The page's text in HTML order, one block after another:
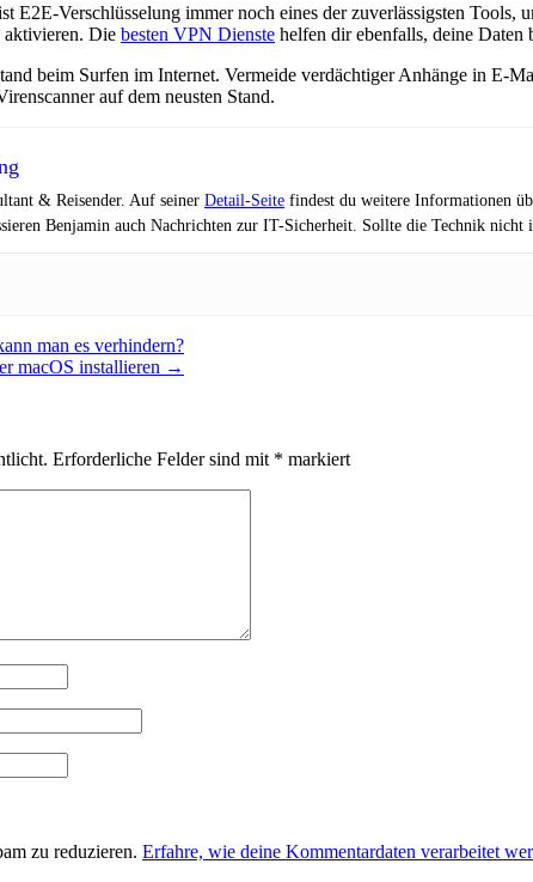
E2E-Verschlüsselung immer noch eines der zuverlässigsten
aktivieren. Die besten VPN Dienste helfen dir ebenfalls, deine Daten
beim Surfen im Internet. Vermeide verdächtiger Anhänge in E-
auf dem neusten Stand.
& Reisender. Auf seiner Detail-Seite findest du weitere Informationen
Benjamin auch Nachrichten zur IT-Sicherheit. Sollte die Technik nicht
man es verhindern?
macOS installieren →
Erforderliche Felder sind mit * markiert
zu reduzieren. Erfahre, wie deine Kommentardaten verarbeitet